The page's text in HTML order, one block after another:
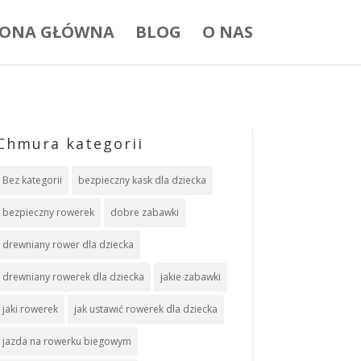
GŁÓWNA BLOG O NAS
kategorii
Bez kategorii bezpieczny kask dla dziecka
bezpieczny rowerek dobre zabawki
drewniany rower dla dziecka
drewniany rowerek dla dziecka jakie zabawki
jaki rowerek jak ustawić rowerek dla dziecka
jazda na rowerku biegowym